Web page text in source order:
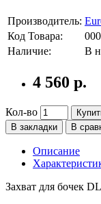
Производитель:
Код Товара:
Наличие:
В
4 560 р.
Кол-во
В закладки
В
Описание
Захват для бочек